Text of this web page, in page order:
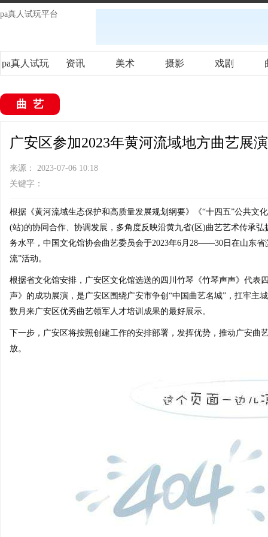
pa真人试玩平台
pa真人试玩 资讯 美术 摄影 戏剧
曲艺
广安区参加2023年黄河流域地方曲艺展
来源： 2023-07-06 10:18
关键字：
根据《黄河流域生态保护和高质量发展规划纲要》《“十四五”公共文
(站)的协同合作、协调发展，多角度反映沿黄九省(区)曲艺艺术传承
务水平，中国文化馆协会曲艺委员会于2023年6月28——30日在山东省
流”活动。
根据省文化馆安排，广安区文化馆选送的四川竹琴《竹琴声声》代表
声》的成功展演，是广安区围绕广安市争创“中国曲艺名城”，扛牢主
数月来广安区优秀曲艺领军人才培训成果的最好展示。
下一步，广安区将按照创建工作的安排部署，发挥优势，推动广安曲
放。